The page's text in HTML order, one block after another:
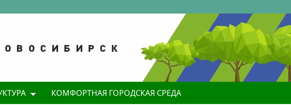
КОМФОРТНАЯ ГОРОДСКАЯ СРЕДА